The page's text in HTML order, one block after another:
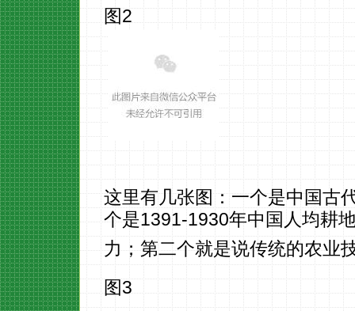
图2
这里有几张图：一个是中国古
个是1391-1930年中国人均耕
力；第二个就是说传统的农业
图3